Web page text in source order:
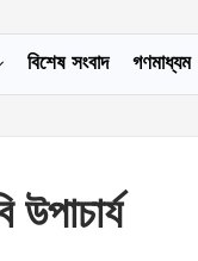
বিশেষ সংবাদ গণমাধ্যম